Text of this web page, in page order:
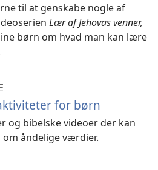
til at genskabe nogle af
Lær af Jehovas venner,
børn om hvad man kan lære
for børn
og bibelske videoer der kan
åndelige værdier.